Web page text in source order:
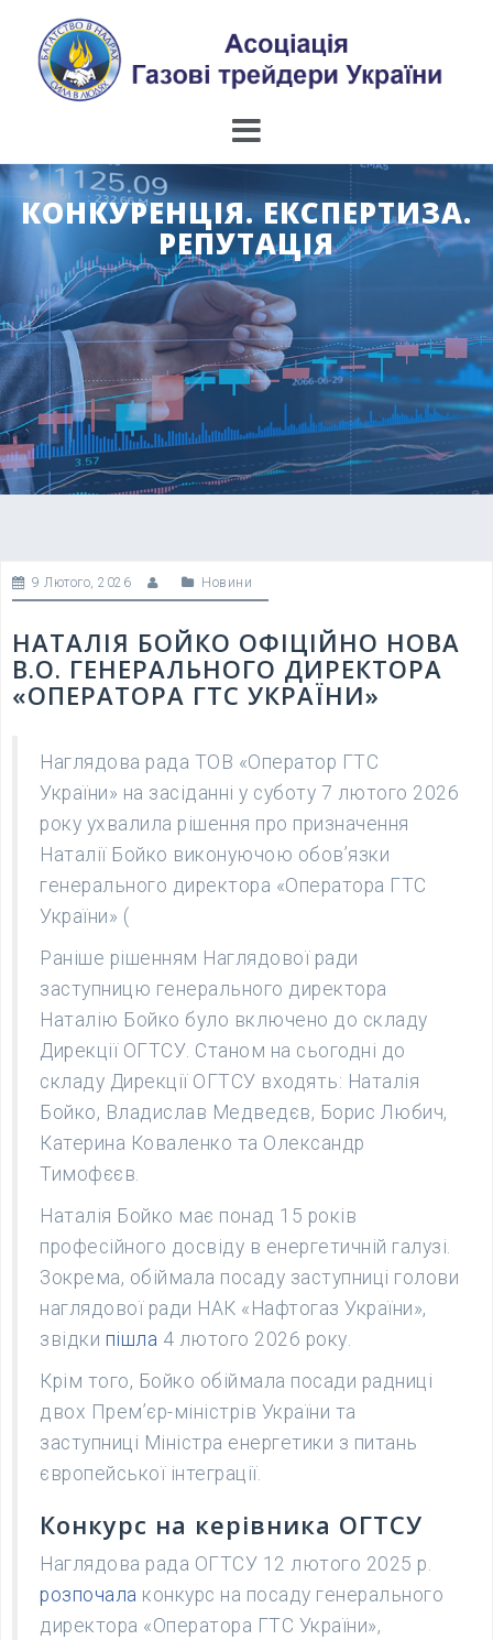
content
КОНКУРЕНЦІЯ. ЕКСПЕРТИЗА.
РЕПУТАЦІЯ
9 Лютого, 2026 Новини
НАТАЛІЯ БОЙКО ОФІЦІЙНО НОВА
В.О. ГЕНЕРАЛЬНОГО ДИРЕКТОРА
«ОПЕРАТОРА ГТС УКРАЇНИ»
Наглядова рада ТОВ «Оператор ГТС
України» на засіданні у суботу 7 лютого 2026
року ухвалила рішення про призначення
Наталії Бойко виконуючою обов’язки
генерального директора «Оператора ГТС
України» (
Раніше рішенням Наглядової ради
заступницю генерального директора
Наталію Бойко було включено до складу
Дирекції ОГТСУ. Станом на сьогодні до
складу Дирекції ОГТСУ входять: Наталія
Бойко, Владислав Медведєв, Борис Любич,
Катерина Коваленко та Олександр
Тимофєєв.
Наталія Бойко має понад 15 років
професійного досвіду в енергетичній галузі.
Зокрема, обіймала посаду заступниці голови
наглядової ради НАК «Нафтогаз України»,
звідки пішла 4 лютого 2026 року.
Крім того, Бойко обіймала посади радниці
двох Прем’єр-міністрів України та
заступниці Міністра енергетики з питань
європейської інтеграції.
Конкурс на керівника ОГТСУ
Наглядова рада ОГТСУ 12 лютого 2025 р.
розпочала конкурс на посаду генерального
директора «Оператора ГТС України»,